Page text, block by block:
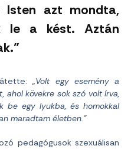
Isten azt mondta,
le a kést. Aztán
„Volt egy esemény a
ahol kövekre sok szó volt írva,
be egy lyukba, és homokkal
maradtam életben.”
pedagógusok szexuálisan